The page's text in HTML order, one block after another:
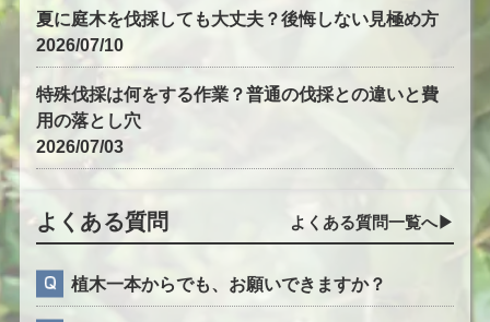
夏に庭木を伐採しても大丈夫？後悔しない見極め方
2026/07/10
特殊伐採は何をする作業？普通の伐採との違いと費
用の落とし穴
2026/07/03
よくある質問 よくある質問一覧へ▶︎
植木一本からでも、お願いできますか？